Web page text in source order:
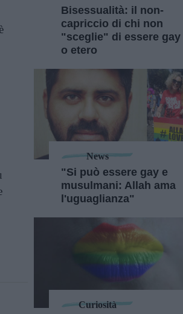
Bisessualità: il non-
capriccio di chi non
"sceglie" di essere gay
o etero
News
"Si può essere gay e
musulmani: Allah ama
l'uguaglianza"
Curiosità